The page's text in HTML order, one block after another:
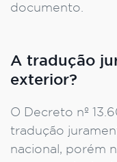
documento.
A tradução
exterior?
O Decreto nº
tradução
nacional, porém